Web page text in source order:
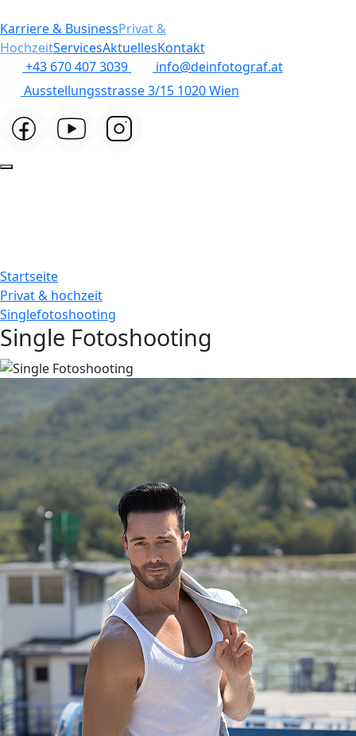
Karriere & BusinessPrivat &
HochzeitServicesAktuellesKontakt
+43 670 407 3039
info@deinfotograf.at
Ausstellungsstrasse 3/15 1020 Wien
Startseite
Privat & hochzeit
Singlefotoshooting
Single Fotoshooting